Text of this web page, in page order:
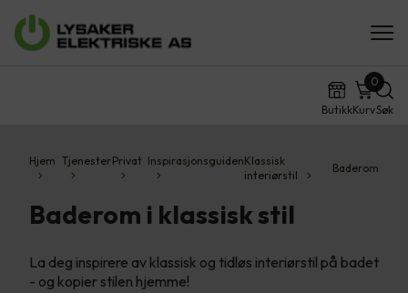
ButikkKurv
0
Søk
Hjem TjenesterPrivat InspirasjonsguidenKlassisk
interiørstil
Baderom
Baderom i klassisk stil
La deg inspirere av klassisk og tidløs interiørstil på badet
- og kopier stilen hjemme!